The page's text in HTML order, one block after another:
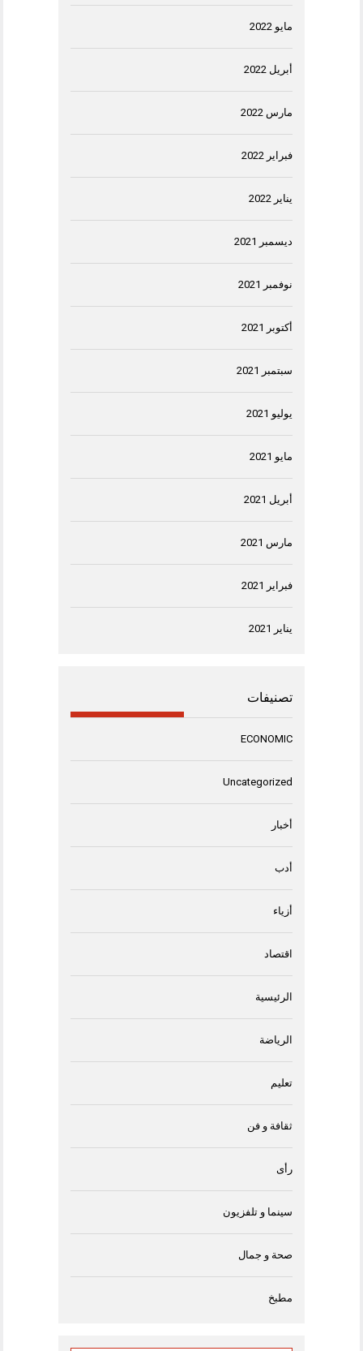
مايو 2022
أبريل 2022
مارس 2022
فبراير 2022
يناير 2022
ديسمبر 2021
نوفمبر 2021
أكتوبر 2021
سبتمبر 2021
يوليو 2021
مايو 2021
أبريل 2021
مارس 2021
فبراير 2021
يناير 2021
تصنيفات
ECONOMIC
Uncategorized
أخبار
أدب
أزياء
اقتصاد
الرئيسية
الرياضة
تعليم
ثقافة و فن
رأى
سينما و تلفزيون
صحة و جمال
مطبخ